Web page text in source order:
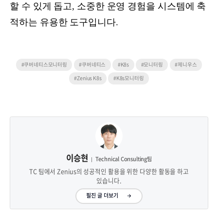
할 수 있게 돕고, 소중한 운영 경험을 시스템에 축
적하는 유용한 도구입니다.
#쿠버네티스모니터링 #쿠버네티스 #K8s #모니터링
#제니우스
#Zenius K8s
#K8s모니터링
이승현 Technical Consulting팀
TC 팀에서 Zenius의 성공적인 활용을 위한 다양한 활동을 하고
있습니다.
필진 글 더보기